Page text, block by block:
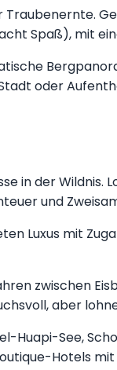
Spaß), mit
oder
in der Wildnis.
und
Luxus mit
zwischen
aber
Huapi-See,
Hotels